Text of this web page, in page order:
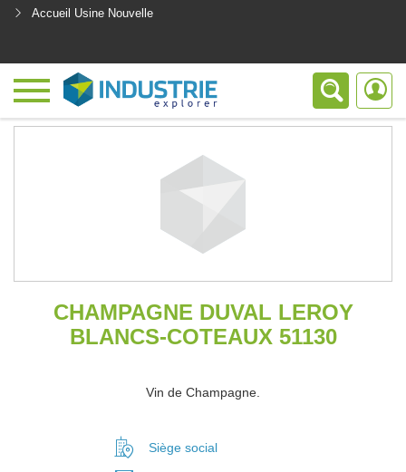
Accueil Usine Nouvelle
CHAMPAGNE DUVAL LEROY
BLANCS-COTEAUX 51130
Vin de Champagne.
Siège social